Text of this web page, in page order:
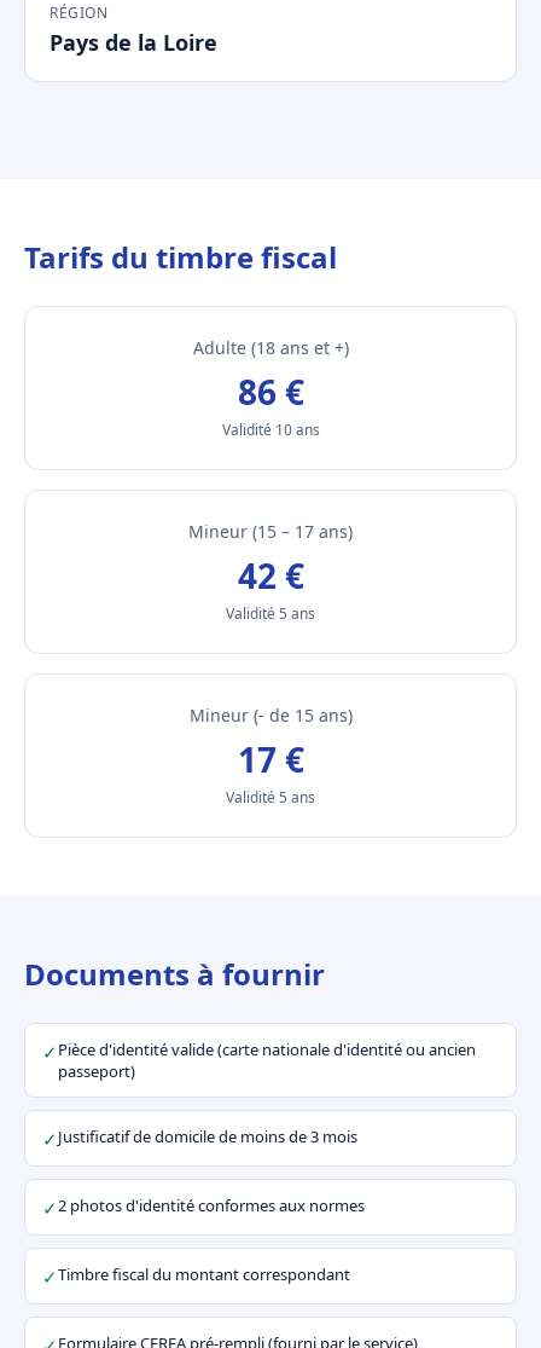
RÉGION
Pays de la Loire
Tarifs du timbre fiscal
Adulte (18 ans et +)
86 €
Validité 10 ans
Mineur (15 – 17 ans)
42 €
Validité 5 ans
Mineur (- de 15 ans)
17 €
Validité 5 ans
Documents à fournir
✓ Pièce d'identité valide (carte nationale d'identité ou ancien
passeport)
✓Justificatif de domicile de moins de 3 mois
✓2 photos d'identité conformes aux normes
✓Timbre fiscal du montant correspondant
Formulaire CERFA pré-rempli (fourni par le service)